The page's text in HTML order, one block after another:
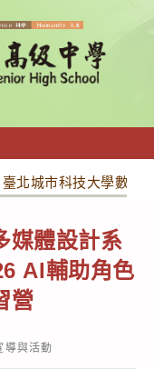
臺北城市科技大學數位
媒體設計系
AI輔助角色
營
導與活動